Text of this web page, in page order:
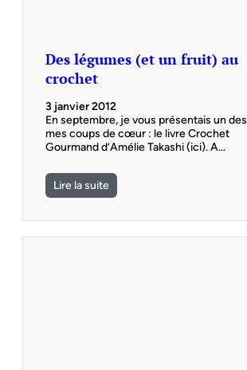
Des légumes (et un fruit) au
crochet
3 janvier 2012
En septembre, je vous présentais un des
mes coups de cœur : le livre Crochet
Gourmand d’Amélie Takashi (ici). A…
Lire la suite